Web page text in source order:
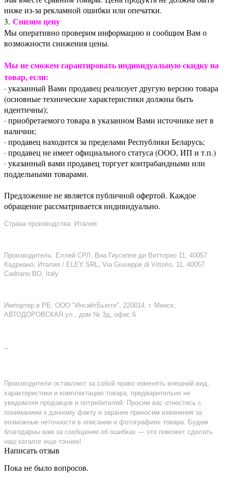
ниже из-за рекламной ошибки или опечатки.
3. Снизим цену
Мы оперативно проверим информацию и сообщим Вам о
возможности снижения цены.
Мы не сможем гарантировать индивидуальную скидку на
товар, если:
· указанный Вами продавец реализует другую версию товара
(основные технические характеристики должны быть
идентичны);
· приобретаемого товара в указанном Вами источнике нет в
наличии;
· продавец находится за пределами Республики Беларусь;
· продавец не имеет официального статуса (ООО, ИП и т.п.)
· указанный вами продавец торгует контрабандными или
поддельными товарами.
Предложение не является публичной офертой. Каждое
обращение рассматривается индивидуально.
Страна производства: Италия
Производитель: Еллей СРЛ, Виа Гиусеппе ди Витторио 11, 40057
Кадриано, Италия / ELEY SRL, Via Giuseppe di Vittorio, 11, 40057
Cadriano BO, Italy
Импортер в РБ: ООО "ИнсайтБьюти", 220014, г. Минск,
АВТОДОРОВСКАЯ ул., дом № 3д, офис 6
–
Производители оставляют за собой право изменять внешний вид,
характеристики и комплектацию товара, предварительно не
уведомляя продавцов и потребителей. Просим вас отнестись с
пониманием к данному факту и заранее приносим извинения за
возможные неточности в описании и фотографиях товара. Будем
благодарны вам за сообщение об ошибках — это поможет сделать
наш каталог еще точнее!
Написать отзыв
Пока не было вопросов.